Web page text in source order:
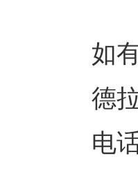
如
德
电